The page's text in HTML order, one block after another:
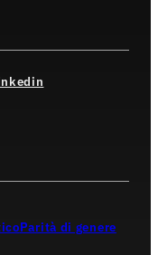
Parità di genere